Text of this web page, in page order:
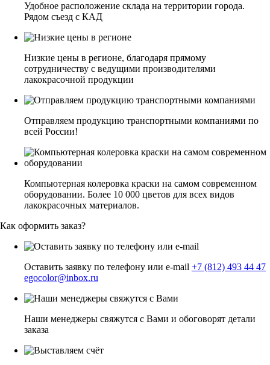
Удобное расположение склада на территории города.
Рядом съезд с КАД
Низкие цены в регионе, благодаря прямому
сотрудничеству с ведущими производителями
лакокрасочной продукции
Отправляем продукцию транспортными компаниями по
всей России!
Компьютерная колеровка краски на самом современном
оборудовании. Более 10 000 цветов для всех видов
лакокрасочных материалов.
Как оформить заказ?
Оставить заявку по телефону или e-mail +7 (812) 493 44 47
egocolor@inbox.ru
Наши менеджеры свяжутся с Вами и обоговорят детали
заказа